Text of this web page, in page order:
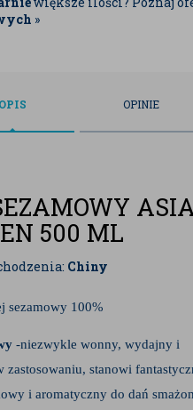
»
OPIS OPINIE
500 ML
Chiny
sezamowy 100%
-niezwykle wonny, wydajny i
zastosowaniu, stanowi
i aromatyczny do dań